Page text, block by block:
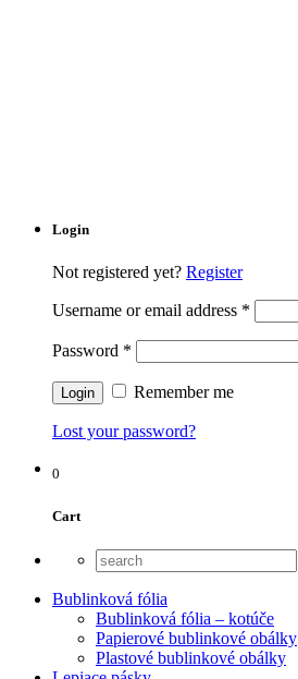
Login
Not registered yet? Register
Username or email address *
Password *
Remember me
Lost your password?
0
Cart
Bublinková fólia
Bublinková fólia – kotúče
Papierové bublinkové obálky
Plastové bublinkové obálky